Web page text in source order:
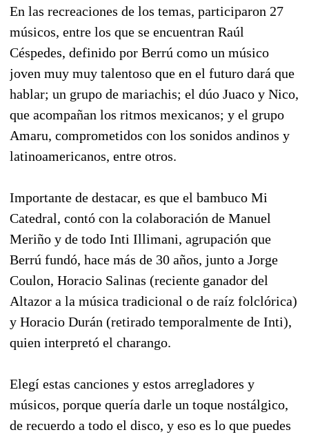
En las recreaciones de los temas, participaron 27
músicos, entre los que se encuentran Raúl
Céspedes, definido por Berrú como un músico
joven muy muy talentoso que en el futuro dará que
hablar; un grupo de mariachis; el dúo Juaco y Nico,
que acompañan los ritmos mexicanos; y el grupo
Amaru, comprometidos con los sonidos andinos y
latinoamericanos, entre otros.
Importante de destacar, es que el bambuco Mi
Catedral, contó con la colaboración de Manuel
Meriño y de todo Inti Illimani, agrupación que
Berrú fundó, hace más de 30 años, junto a Jorge
Coulon, Horacio Salinas (reciente ganador del
Altazor a la música tradicional o de raíz folclórica)
y Horacio Durán (retirado temporalmente de Inti),
quien interpretó el charango.
Elegí estas canciones y estos arregladores y
músicos, porque quería darle un toque nostálgico,
de recuerdo a todo el disco, y eso es lo que puedes